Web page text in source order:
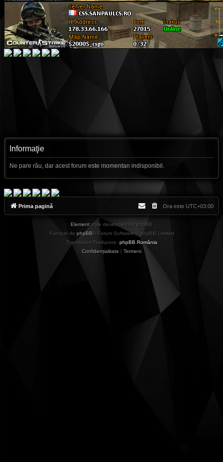
Informaţie
Ne pare rău, dar acest forum este momentan indisponibil.
Prima pagină Ora este UTC+03:00
Element style developed for phpBB
Furnizat de phpBB® Forum Software © phpBB Limited
Translation/Traducere: phpBB România
Confidențialitate | Termeni